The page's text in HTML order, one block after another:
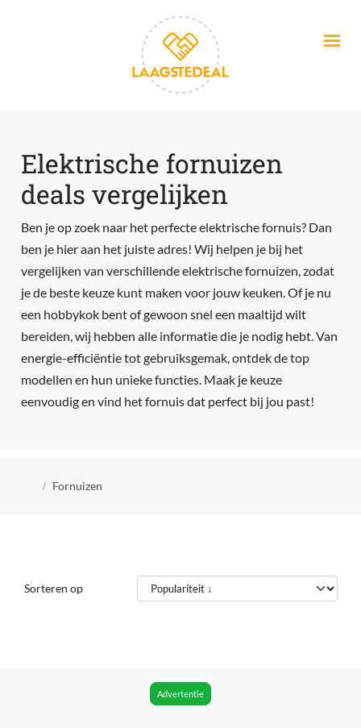
Elektrische fornuizen
deals vergelijken
Ben je op zoek naar het perfecte elektrische fornuis? Dan
ben je hier aan het juiste adres! Wij helpen je bij het
vergelijken van verschillende elektrische fornuizen, zodat
je de beste keuze kunt maken voor jouw keuken. Of je nu
een hobbykok bent of gewoon snel een maaltijd wilt
bereiden, wij hebben alle informatie die je nodig hebt. Van
energie-efficiëntie tot gebruiksgemak, ontdek de top
modellen en hun unieke functies. Maak je keuze
eenvoudig en vind het fornuis dat perfect bij jou past!
Kruimelpad
Fornuizen
Sorteren op
Advertentie